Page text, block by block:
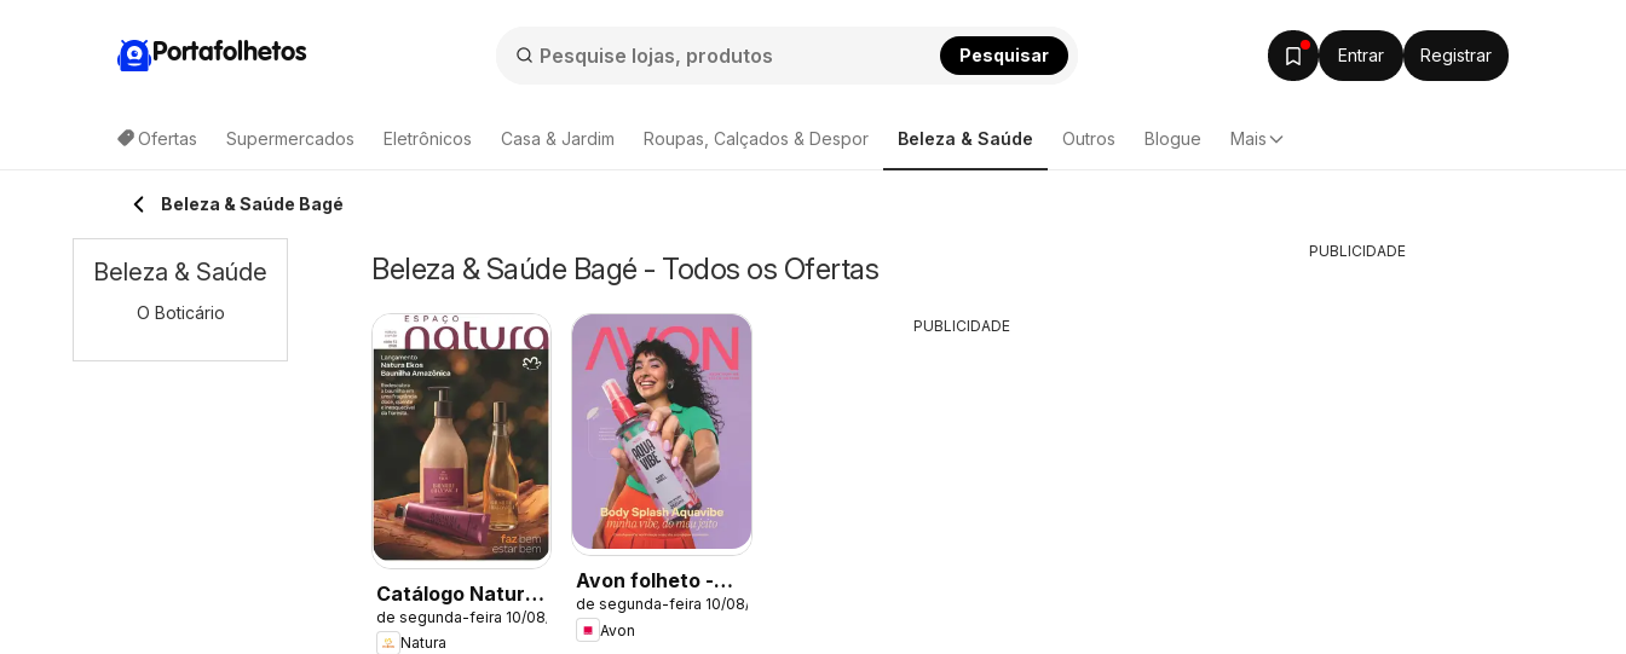
Portafolhetos Pesquisar Entrar Registrar
Ofertas Supermercados Eletrônicos Casa & Jardim Roupas, Calçados & Despor Beleza & Saúde Outros Blogue Mais
Beleza & Saúde Bagé
Beleza & Saúde Bagé - Todos os Ofertas
Catálogo Natura
- Ciclo 13/2026
de segunda-feira 10/08/2026
Natura
Avon folheto -
Campanha 13
de segunda-feira 10/08/2026
Avon
PUBLICIDADE
Beleza & Saúde
O Boticário
PUBLICIDADE